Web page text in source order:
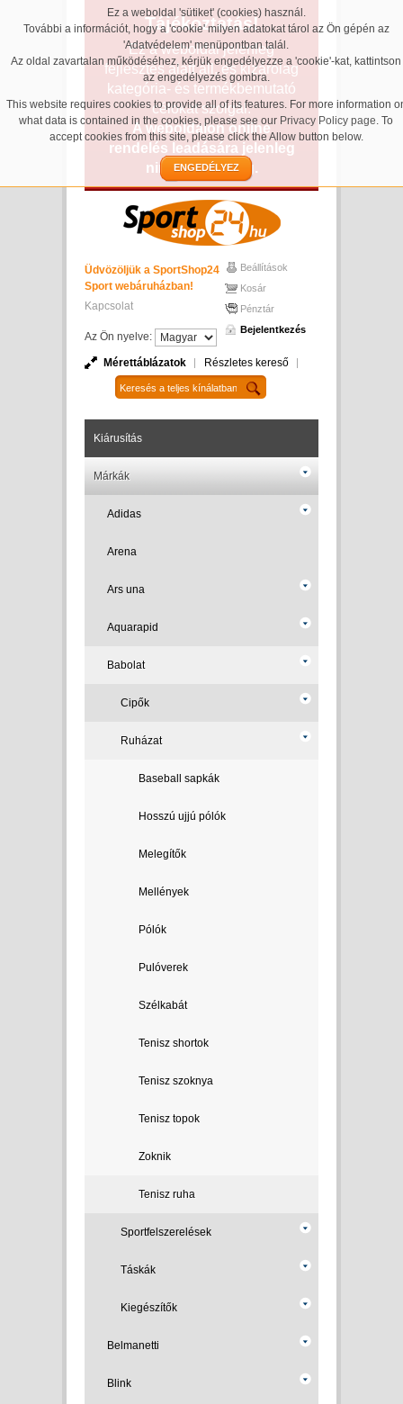
Ez a weboldal 'sütiket' (cookies) használ.
További a információt, hogy a 'cookie' milyen adatokat tárol az Ön gépén az
'Adatvédelem' menüpontban talál.
Az oldal zavartalan működéséhez, kérjük engedélyezze a 'cookie'-kat, kattintson
az engedélyezés gombra.
This website requires cookies to provide all of its features. For more information
what data is contained in the cookies, please see our Privacy Policy page. To
accept cookies from this site, please click the Allow button below.
ENGEDÉLYEZ
Tájékoztatás!
Ez a weboldal jelenleg
fejlesztés alatt áll, és kizárólag
kategória- és termékbemutató
célokat szolgál.
A weboldalon online
rendelés leadására jelenleg
nincs lehetőség.
Üdvözöljük a SportShop24
Sport webáruházban!
Kapcsolat
Az Ön nyelve:
Beállítások
Kosár
Pénztár
Bejelentkezés
Mérettáblázatok Részletes kereső
Kiárusítás
Márkák
Adidas
Arena
Ars una
Aquarapid
Babolat
Cipők
Ruházat
Baseball sapkák
Hosszú ujjú pólók
Melegítők
Mellények
Pólók
Pulóverek
Szélkabát
Tenisz shortok
Tenisz szoknya
Tenisz topok
Zoknik
Tenisz ruha
Sportfelszerelések
Táskák
Kiegészítők
Belmanetti
Blink